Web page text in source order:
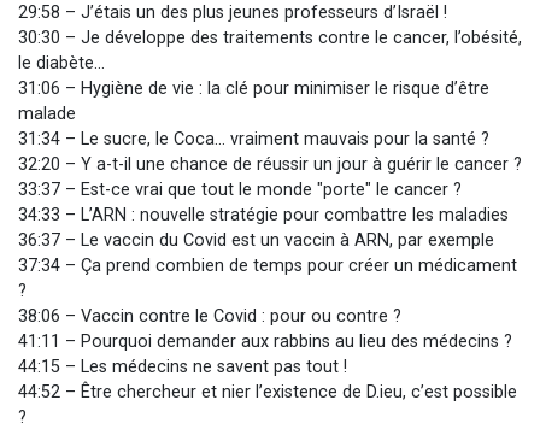
29:58 – J’étais un des plus jeunes professeurs d’Israël !
30:30 – Je développe des traitements contre le cancer, l’obésité,
le diabète…
31:06 – Hygiène de vie : la clé pour minimiser le risque d’être
malade
31:34 – Le sucre, le Coca… vraiment mauvais pour la santé ?
32:20 – Y a-t-il une chance de réussir un jour à guérir le cancer ?
33:37 – Est-ce vrai que tout le monde "porte" le cancer ?
34:33 – L’ARN : nouvelle stratégie pour combattre les maladies
36:37 – Le vaccin du Covid est un vaccin à ARN, par exemple
37:34 – Ça prend combien de temps pour créer un médicament
?
38:06 – Vaccin contre le Covid : pour ou contre ?
41:11 – Pourquoi demander aux rabbins au lieu des médecins ?
44:15 – Les médecins ne savent pas tout !
44:52 – Être chercheur et nier l’existence de D.ieu, c’est possible
?